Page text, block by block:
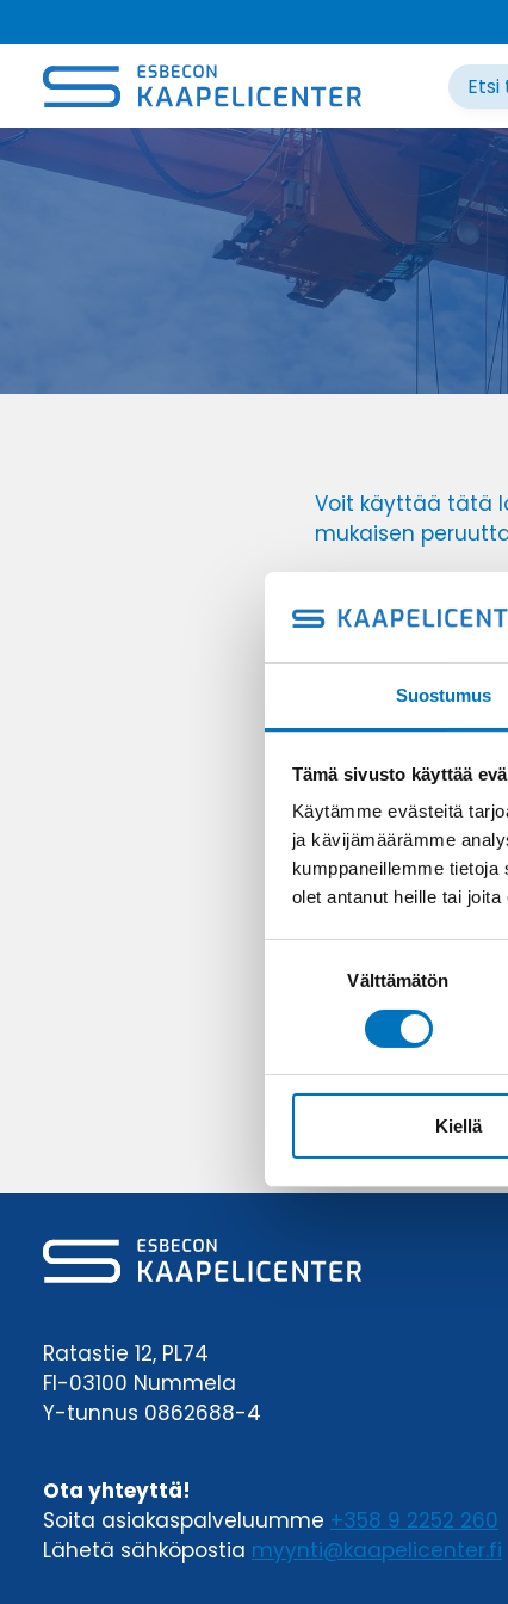
Suostumus
Tämä sivusto käyttää
Käytämme evästeitä
ja kävijämäärämme
kumppaneillemme
olet antanut heille tai
Välttämätön
Kiellä
sisältöön
Voit käyttää tätä
mukaisen
Tilauksen voi
Etunimi ja sukunimi*
Sähköpostiosoite*
Tilausnumero *
Lähetä
Ratastie 12, PL74
FI-03100 Nummela
Y-tunnus 0862688-4
Ota yhteyttä!
Soita asiakaspalveluumme +358 9 2252 260
Lähetä sähköpostia myynti@kaapelicenter.fi